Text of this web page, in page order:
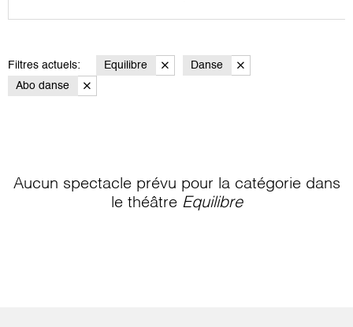
Filtres actuels: Equilibre
Danse
Abo danse
Aucun spectacle prévu pour la catégorie dans
le théâtre Equilibre